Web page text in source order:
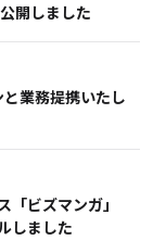
開しました
業務提携いたし
「ビズマンガ」
しました